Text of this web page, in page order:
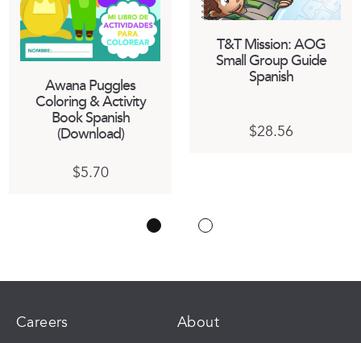
Awana Puggles
Coloring & Activity
Book Spanish
(Download)
$5.70
T&T Mission: AOG
Small Group Guide
Spanish
$28.56
Careers About